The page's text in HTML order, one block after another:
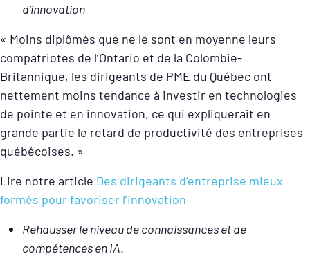
d’innovation
« Moins diplômés que ne le sont en moyenne leurs
compatriotes de l’Ontario et de la Colombie-
Britannique, les dirigeants de PME du Québec ont
nettement moins tendance à investir en technologies
de pointe et en innovation, ce qui expliquerait en
grande partie le retard de productivité des entreprises
québécoises. »
Lire notre article Des dirigeants d’entreprise mieux
formés pour favoriser l’innovation
Rehausser le niveau de connaissances et de
compétences en IA.